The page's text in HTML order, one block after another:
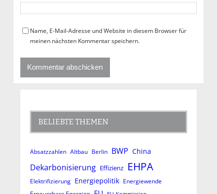
Name, E-Mail-Adresse und Website in diesem Browser für
meinen nächsten Kommentar speichern.
BELIEBTE THEMEN
Absatzzahlen Altbau Berlin BWP China
Dekarbonisierung Effizienz EHPA
Elektrifizierung Energiepolitik Energiewende